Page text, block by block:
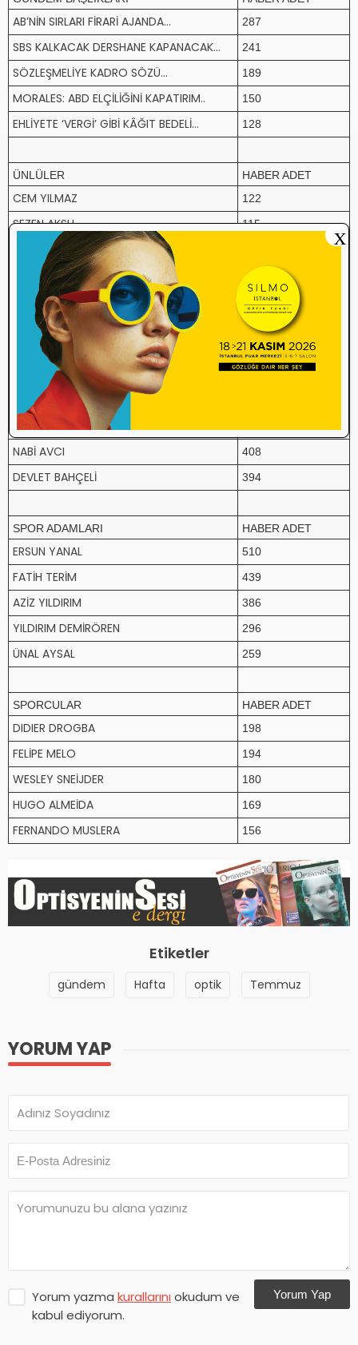
AB’NİN SIRLARI FİRARİ AJANDA... 287
SBS KALKACAK DERSHANE KAPANACAK... 241
SÖZLEŞMELİYE KADRO SÖZÜ... 189
MORALES: ABD ELÇİLİĞİNİ KAPATIRIM.. 150
EHLİYETE ‘VERGİ’ GİBİ KÂĞIT BEDELİ... 128
ÜNLÜLER HABER ADET
CEM YILMAZ 122
SEZEN AKSU 115
SERDAR ORTAÇ
LEVENT KIRCA 102
FAZIL SAY 100
SİYASİLER HABER ADET
RECEP TAYYİP ERDOĞAN 5625
KEMAL KILIÇDAROĞLU
AHMET DAVUTOĞLU
NABİ AVCI 408
DEVLET BAHÇELİ 394
SPOR ADAMLARI HABER ADET
ERSUN YANAL 510
FATİH TERİM 439
AZİZ YILDIRIM 386
YILDIRIM DEMİRÖREN 296
ÜNAL AYSAL 259
SPORCULAR HABER ADET
DIDIER DROGBA 198
FELİPE MELO 194
WESLEY SNEİJDER 180
HUGO ALMEİDA 169
FERNANDO MUSLERA 156
Etiketler
gündem Hafta optik Temmuz
YORUM YAP
Yorum yazma kurallarını okudum ve
kabul ediyorum.
Yorum Yap
X